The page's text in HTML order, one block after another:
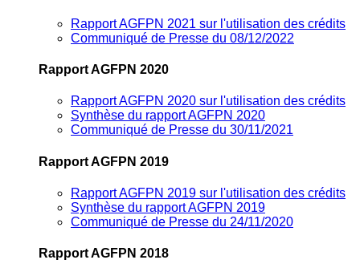
Rapport AGFPN 2021 sur l'utilisation des crédits
Communiqué de Presse du 08/12/2022
Rapport AGFPN 2020
Rapport AGFPN 2020 sur l'utilisation des crédits
Synthèse du rapport AGFPN 2020
Communiqué de Presse du 30/11/2021
Rapport AGFPN 2019
Rapport AGFPN 2019 sur l'utilisation des crédits
Synthèse du rapport AGFPN 2019
Communiqué de Presse du 24/11/2020
Rapport AGFPN 2018